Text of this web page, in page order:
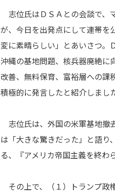
志位氏はＤＳＡとの会談で、
が、今日を出発点にして連帯を
変に素晴らしい」とあいさつ。
沖縄の基地問題、核兵器廃絶に
改善、無料保育、富裕層への課
積極的に発言したと紹介しまし
志位氏は、外国の米軍基地撤
は「大きな驚きだった」と語り
る、『アメリカ帝国主義を終わ
その上で、（１）トランプ政